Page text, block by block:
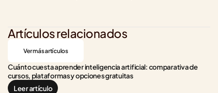
Artículos relacionados
Ver más artículos
Cuánto cuesta aprender inteligencia artificial: comparativa de
cursos, plataformas y opciones gratuitas
Leer artículo